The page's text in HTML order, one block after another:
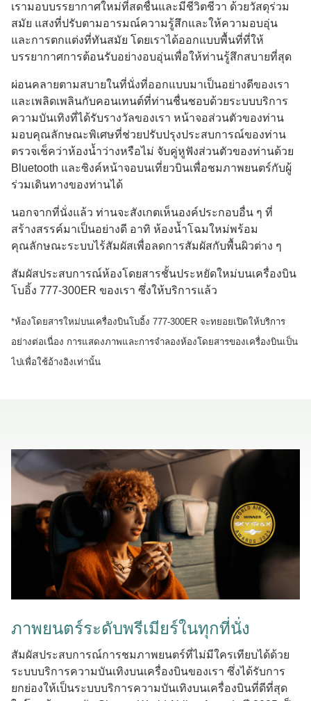
เรามอบบรรยากาศใหม่ที่สดชื่นและมีชีวิตชีวา ด้วยวัสดุร่วม
สมัย แสงที่ปรับตามอารมณ์ความรู้สึกและให้ความอบอุ่น
และการตกแต่งที่ทันสมัย โดยเราได้ออกแบบพื้นที่ที่ให้
บรรยากาศการต้อนรับอย่างอบอุ่นเพื่อให้ท่านรู้สึกสบายที่สุด
ผ่อนคลายตามสบายในที่นั่งที่ออกแบบมาเป็นอย่างดีของเรา
และเพลิดเพลินกับคอนเทนต์ที่ท่านชื่นชอบด้วยระบบบริการ
ความบันเทิงที่ได้รับรางวัลของเรา หน้าจอส่วนตัวของท่าน
มอบคุณลักษณะพิเศษที่ช่วยปรับปรุงประสบการณ์ของท่าน
ตรวจเช็คว่าห้องน้ำว่างหรือไม่ จับคู่หูฟังส่วนตัวของท่านด้วย
Bluetooth และซิงค์หน้าจอบนเที่ยวบินเพื่อชมภาพยนตร์กับผู้
ร่วมเดินทางของท่านได้
นอกจากที่นั่งแล้ว ท่านจะสังเกตเห็นองค์ประกอบอื่น ๆ ที่
สร้างสรรค์มาเป็นอย่างดี อาทิ ห้องน้ำโฉมใหม่พร้อม
คุณลักษณะระบบไร้สัมผัสเพื่อลดการสัมผัสกับพื้นผิวต่าง ๆ
สัมผัสประสบการณ์ห้องโดยสารชั้นประหยัดใหม่บนเครื่องบิน
โบอิ้ง 777-300ER ของเรา ซึ่งให้บริการแล้ว
*ห้องโดยสารใหม่บนเครื่องบินโบอิ้ง 777-300ER จะทยอยเปิดให้บริการ
อย่างต่อเนื่อง การแสดงภาพและการจําลองห้องโดยสารของเครื่องบินเป็น
ไปเพื่อใช้อ้างอิงเท่านั้น
ภาพยนตร์ระดับพรีเมียร์ในทุกที่นั่ง
สัมผัสประสบการณ์การชมภาพยนตร์ที่ไม่มีใครเทียบได้ด้วย
ระบบบริการความบันเทิงบนเครื่องบินของเรา ซึ่งได้รับการ
ยกย่องให้เป็นระบบบริการความบันเทิงบนเครื่องบินที่ดีที่สุด